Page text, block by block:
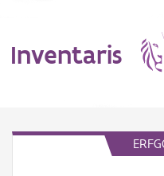
Inventaris